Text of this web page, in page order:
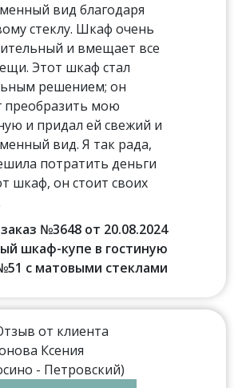
вид благодаря
стеклу. Шкаф очень
и вмещает все
Этот шкаф стал
решением; он
преобразить мою
и придал ей свежий и
вид. Я так рада,
потратить деньги
шкаф, он стоит своих
заказ №3648 от 20.08.2024
шкаф-купе в гостиную
с матовыми стеклами